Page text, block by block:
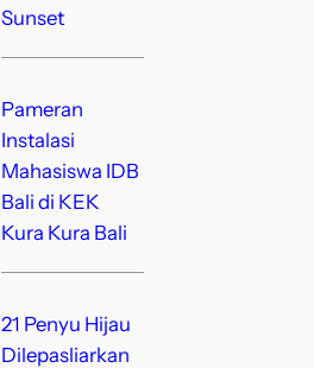
Sunset
Pameran
Instalasi
Mahasiswa IDB
Bali di KEK
Kura Kura Bali
21 Penyu Hijau
Dilepasliarkan